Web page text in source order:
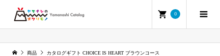
0
商品 カタログギフト CHOICE IS HEART ブラウンコース